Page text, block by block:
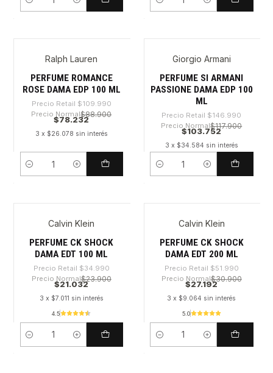
Cantidad Cantidad
-28%Ralph Lauren
PERFUME ROMANCE
ROSE DAMA EDP 100 ML
Precio Retail $109.990
Precio Normal$88.900
$78.232
3 x $26.078 sin interés
Cantidad
-29%Giorgio Armani
PERFUME SI ARMANI
PASSIONE DAMA EDP 100
ML
Precio Retail $146.990
Precio Normal$117.900
$103.752
3 x $34.584 sin interés
Cantidad
Calvin Klein
PERFUME CK SHOCK
DAMA EDT 100 ML
Precio Retail $34.990
Precio Normal$23.900
$21.032
3 x $7.011 sin interés
4.5
Cantidad
Calvin Klein
PERFUME CK SHOCK
DAMA EDT 200 ML
Precio Retail $51.990
Precio Normal$30.900
$27.192
3 x $9.064 sin interés
5.0
Cantidad